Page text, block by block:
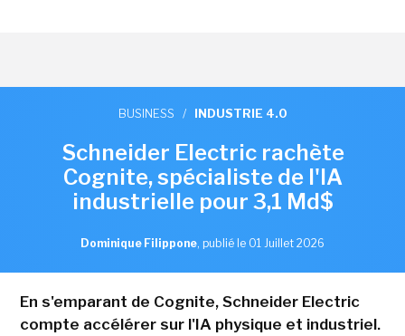
BUSINESS / INDUSTRIE 4.0
Schneider Electric rachète
Cognite, spécialiste de l'IA
industrielle pour 3,1 Md$
Dominique Filippone, publié le 01 Juillet 2026
En s'emparant de Cognite, Schneider Electric
compte accélérer sur l'IA physique et industriel.